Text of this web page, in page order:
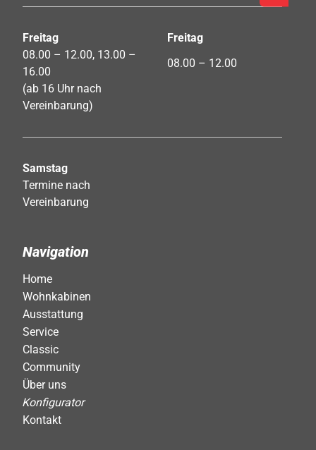
Freitag
Freitag
08.00 – 12.00, 13.00 –
16.00
08.00 – 12.00
(ab 16 Uhr nach
Vereinbarung)
Samstag
Termine nach
Vereinbarung
Navigation
Home
Wohnkabinen
Ausstattung
Service
Classic
Community
Über uns
Konfigurator
Kontakt